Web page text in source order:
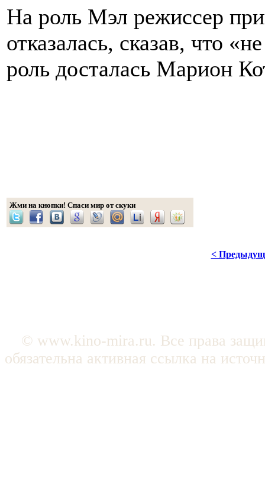
На роль Мэл режиссер
отказалась, сказав, что
роль досталась Марион
Жми на кнопки! Спаси мир от скуки
<
© www.kino-mira.ru. Все права
обязательна активная ссылка на